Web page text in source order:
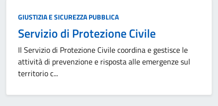
GIUSTIZIA E SICUREZZA PUBBLICA
Servizio di Protezione Civile
Il Servizio di Protezione Civile coordina e gestisce le
attività di prevenzione e risposta alle emergenze sul
territorio c...